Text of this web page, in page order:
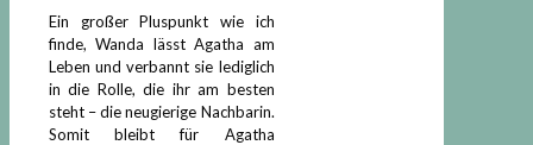
Ein großer Pluspunkt wie ich
finde, Wanda lässt Agatha am
Leben und verbannt sie lediglich
in die Rolle, die ihr am besten
steht – die neugierige Nachbarin.
Somit bleibt für Agatha